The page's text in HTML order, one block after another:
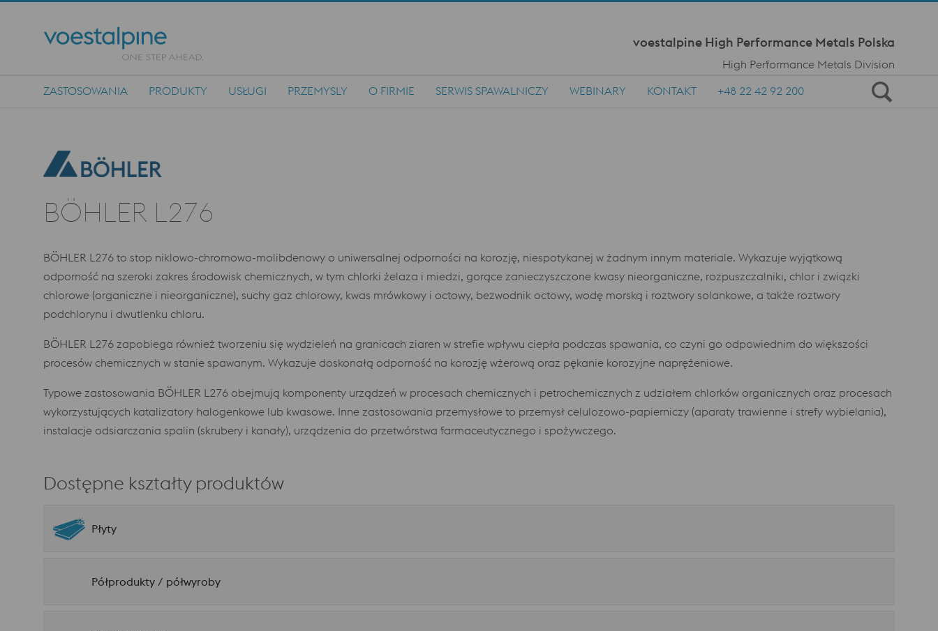
voestalpine High Performance Metals Polska
High Performance Metals Division
ZASTOSOWANIA PRODUKTY USŁUGI PRZEMYSLY O FIRMIE SERWIS SPAWALNICZY WEBINARY KONTAKT +48 22 42 92 200
BÖHLER L276
BÖHLER L276 to stop niklowo-chromowo-molibdenowy o uniwersalnej odporności na korozję, niespotykanej w żadnym innym materiale. Wykazuje wyjątkową
odporność na szeroki zakres środowisk chemicznych, w tym chlorki żelaza i miedzi, gorące zanieczyszczone kwasy nieorganiczne, rozpuszczalniki, chlor i związki
chlorowe (organiczne i nieorganiczne), suchy gaz chlorowy, kwas mrówkowy i octowy, bezwodnik octowy, wodę morską i roztwory solankowe, a także roztwory
podchlorynu i dwutlenku chloru.
BÖHLER L276 zapobiega również tworzeniu się wydzieleń na granicach ziaren w strefie wpływu ciepła podczas spawania, co czyni go odpowiednim do większości
procesów chemicznych w stanie spawanym. Wykazuje doskonałą odporność na korozję wżerową oraz pękanie korozyjne naprężeniowe.
Typowe zastosowania BÖHLER L276 obejmują komponenty urządzeń w procesach chemicznych i petrochemicznych z udziałem chlorków organicznych oraz procesach
wykorzystujących katalizatory halogenkowe lub kwasowe. Inne zastosowania przemysłowe to przemysł celulozowo-papierniczy (aparaty trawienne i strefy wybielania),
instalacje odsiarczania spalin (skrubery i kanały), urządzenia do przetwórstwa farmaceutycznego i spożywczego.
Dostępne kształty produktów
Płyty
Półprodukty / półwyroby